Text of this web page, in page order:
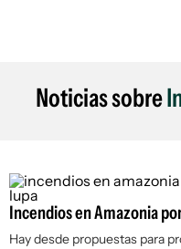
Noticias sobre
Incendios en Amazonia
Hay desde propuestas para